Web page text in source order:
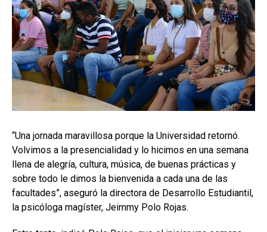
“Una jornada maravillosa porque la Universidad retornó.
Volvimos a la presencialidad y lo hicimos en una semana
llena de alegría, cultura, música, de buenas prácticas y
sobre todo le dimos la bienvenida a cada una de las
facultades”, aseguró la directora de Desarrollo Estudiantil,
la psicóloga magíster, Jeimmy Polo Rojas.